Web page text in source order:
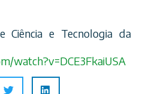
Ciência e Tecnologia da
watch?v=DCE3FkaiUSA